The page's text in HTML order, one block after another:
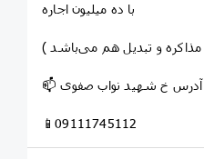
با ده میلیون اجاره
📫 آدرس خ شهید نواب صفوی
📱09111745112